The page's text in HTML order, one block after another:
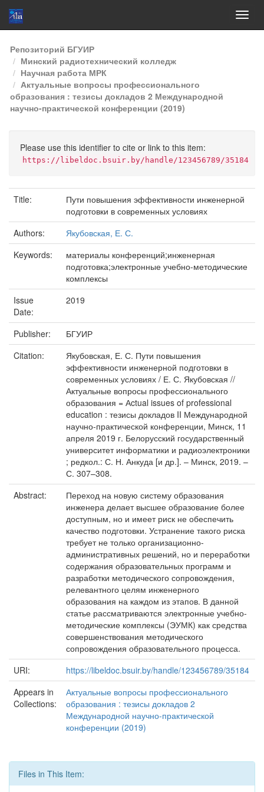
Skip
navigation
Репозиторий БГУИР
Минский радиотехнический колледж
Научная работа МРК
Актуальные вопросы профессионального
образования : тезисы докладов 2 Международной
научно-практической конференции (2019)
Please use this identifier to cite or link to this item:
https://libeldoc.bsuir.by/handle/123456789/35184
Title:
Пути повышения эффективности инженерной
подготовки в современных условиях
Authors:
Якубовская, Е. С.
Keywords:
материалы конференций;инженерная
подготовка;электронные учебно-методические
комплексы
Issue
Date:
2019
Publisher:
БГУИР
Citation:
Якубовская, Е. С. Пути повышения
эффективности инженерной подготовки в
современных условиях / Е. С. Якубовская //
Актуальные вопросы профессионального
образования = Аctual issues of professional
education : тезисы докладов II Международной
научно-практической конференции, Минск, 11
апреля 2019 г. Белорусский государственный
университет информатики и радиоэлектроники
; редкол.: С. Н. Анкуда [и др.]. – Минск, 2019. –
С. 307–308.
Abstract:
Переход на новую систему образования
инженера делает высшее образование более
доступным, но и имеет риск не обеспечить
качество подготовки. Устранение такого риска
требует не только организационно-
административных решений, но и переработки
содержания образовательных программ и
разработки методического сопровождения,
релевантного целям инженерного
образования на каждом из этапов. В данной
статье рассматриваются электронные учебно-
методические комплексы (ЭУМК) как средства
совершенствования методического
сопровождения образовательного процесса.
URI:
https://libeldoc.bsuir.by/handle/123456789/35184
Appears in
Collections:
Актуальные вопросы профессионального
образования : тезисы докладов 2
Международной научно-практической
конференции (2019)
Files in This Item: